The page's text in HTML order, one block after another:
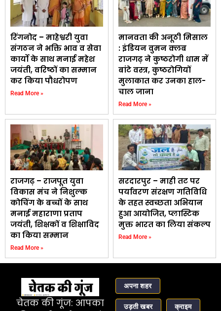
रिंगनोद – माहेश्वरी युवा
संगठन ने भक्ति भाव व सेवा
कार्यो के साथ मनाई महेश
जयंती, वरिष्ठों का सम्मान
कर किया पौधरोपण
Read More »
मानवता की अनूठी मिसाल
: इंडियन वुमन क्लब
राजगढ़ ने कुष्ठरोगी धाम में
बांटे वस्त्र, कुष्ठरोगियों
मुलाकात कर उनका हाल-
चाल जाना
Read More »
राजगढ़ – राजपूत युवा
विकास मंच ने निशुल्क
कोचिंग के बच्चों के साथ
मनाई महाराणा प्रताप
जयंती, शिक्षकों व शिक्षाविद
का किया सम्मान
Read More »
सरदारपुर – माही तट पर
पर्यावरण संरक्षण गतिविधि
के तहत स्वच्छता अभियान
हुआ आयोजित, प्लास्टिक
मुक्त भारत का लिया संकल्प
Read More »
चेतक की गूंज: आपका
अपना शहर
उड़ती खबर क्राइम